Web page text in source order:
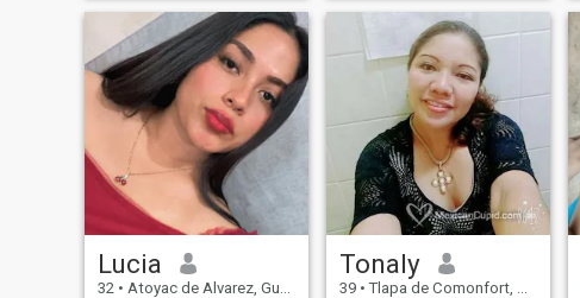
PASATIEMPOS
DEPORTIVOS,PELICULAS DE
ACCION,ROMANTICAS Y
SUSPENSO
Lucia
32 • Atoyac de Alvarez, Guerrero, Messico
Tonaly
39 • Tlapa de Comonfort, Guerrero, Messico